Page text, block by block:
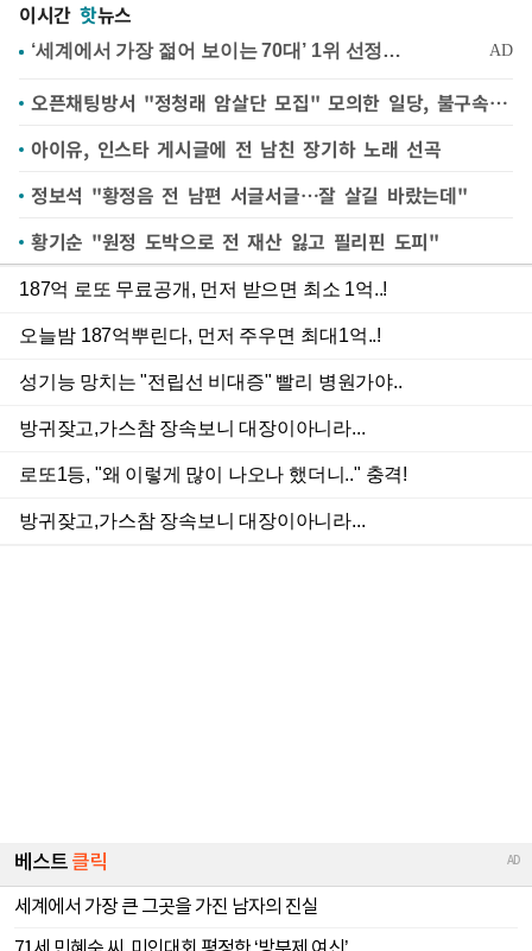
이시간 핫뉴스
오픈채팅방서 "정청래 암살단 모집" 모의한 일당, 불구속 송치
아이유, 인스타 게시글에 전 남친 장기하 노래 선곡
정보석 "황정음 전 남편 서글서글…잘 살길 바랐는데"
황기순 "원정 도박으로 전 재산 잃고 필리핀 도피"